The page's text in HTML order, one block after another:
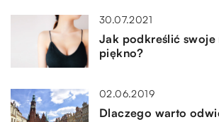
30.07.2021
Jak podkreślić swoje
piękno?
02.06.2019
Dlaczego warto